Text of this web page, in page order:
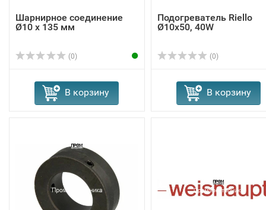
Шарнирное соединение
Ø10 x 135 мм
(0)
В корзину
Подогреватель Riello
Ø10x50, 40W
(0)
В корзину